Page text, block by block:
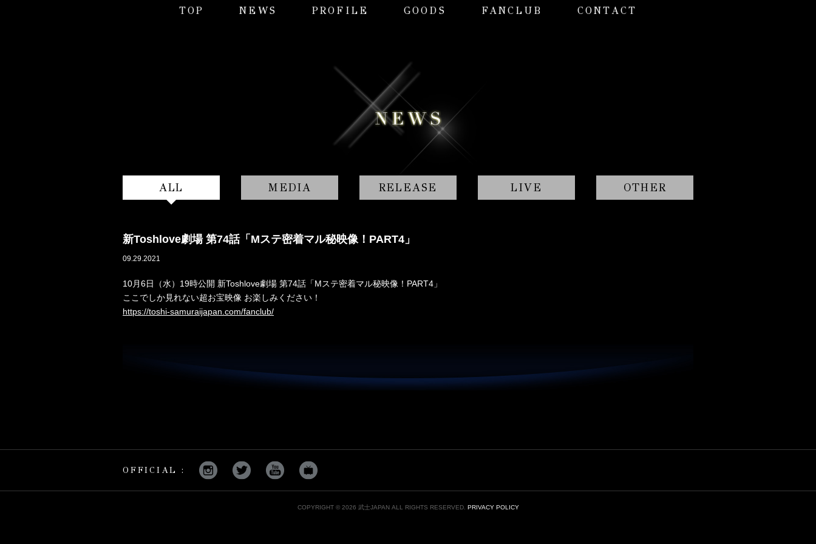
TOP NEWS PROFILE GOODS FANCLUB CONTACT
ALL MEDIA RELEASE LIVE OTHER
新Toshlove劇場 第74話「Mステ密着マル秘映像！PART4」
09.29.2021
10月6日（水）19時公開 新Toshlove劇場 第74話「Mステ密着マル秘映像！PART4」
ここでしか見れない超お宝映像 お楽しみください！
https://toshi-samuraijapan.com/fanclub/
OFFICIAL :
COPYRIGHT © 2026 武士JAPAN ALL RIGHTS RESERVED. PRIVACY POLICY